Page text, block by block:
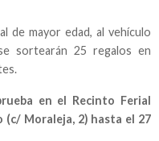
de mayor edad, al vehículo
sortearán 25 regalos en
en el Recinto Ferial
(c/ Moraleja, 2) hasta el 27